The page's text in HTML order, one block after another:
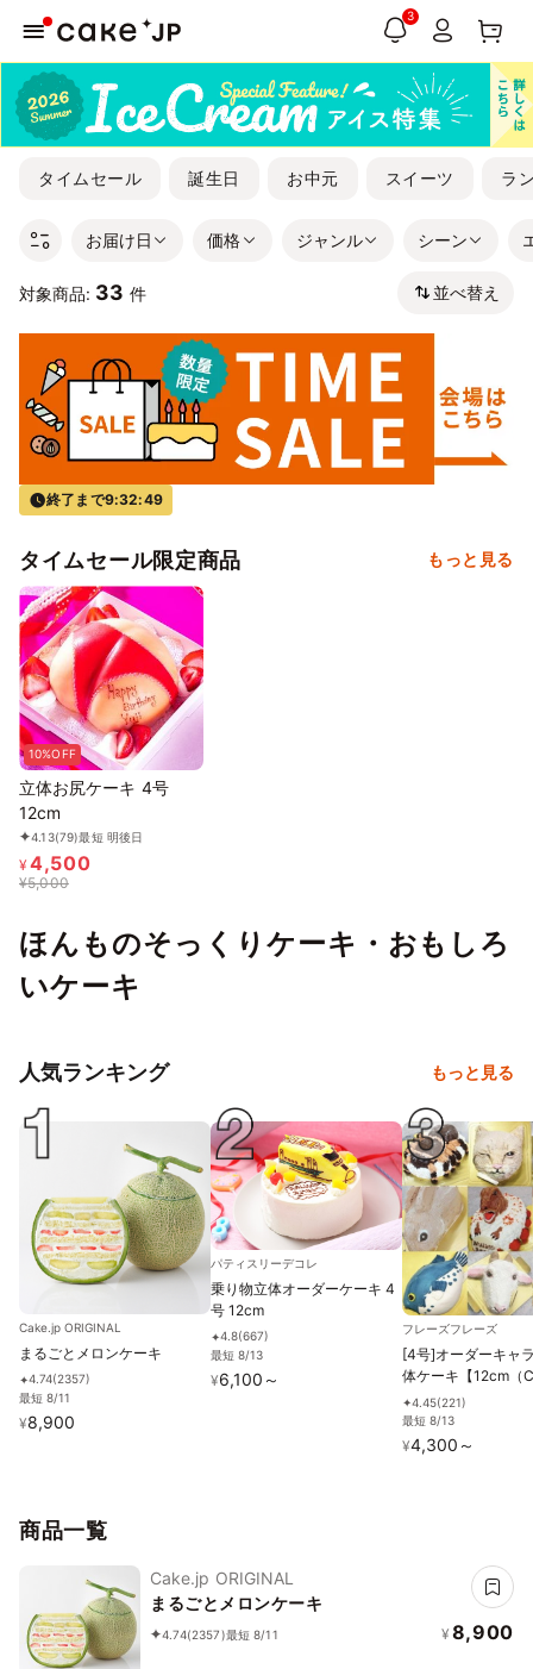
3
タイムセール 誕生日 お中元 スイーツ ラ
お届け日 価格 ジャンル シーン
対象商品: 33 件 並べ替え
終了まで9:32:49
タイムセール限定商品 もっと見る
10%OFF
立体お尻ケーキ 4号
12cm
4.13(79)最短 明後日
¥4,500
¥5,000
ほんものそっくりケーキ・おもしろ
いケーキ
人気ランキング もっと見る
Cake.jp ORIGINAL
まるごとメロンケーキ
✦4.74(2357)
最短 8/11
¥8,900
パティスリーデコレ
乗り物立体オーダーケーキ 4
号 12cm
✦4.8(667)
最短 8/13
¥6,100 ～
フレーズフレーズ
[4号]オーダーキャ
体ケーキ【12cm（
ズ）(お顔のみ)】
✦4.45(221)
最短 8/13
¥4,300 ～
商品一覧
Cake.jp ORIGINAL
まるごとメロンケーキ
4.74(2357)最短 8/11 ¥ 8,900